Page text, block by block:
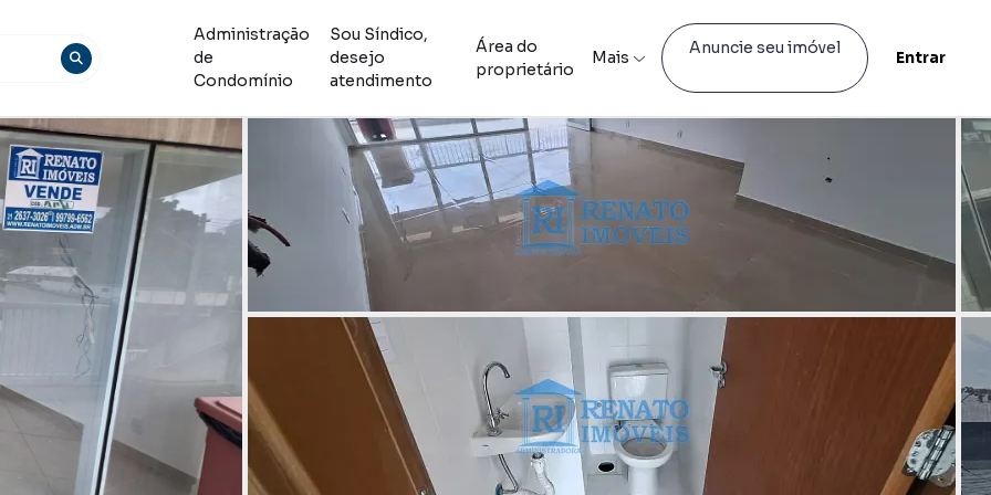
Administração
de
Condomínio
Sou Síndico,
desejo
atendimento
Área do
proprietário
Mais Anuncie seu imóvel Entrar